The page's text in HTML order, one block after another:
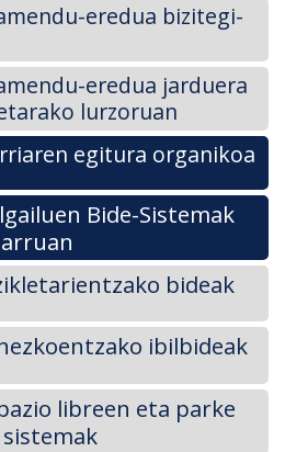
eredua bizitegi-
eredua jarduera
lurzoruan
egitura organikoa
Bide-Sistemak
bideak
ibilbideak
libreen eta parke